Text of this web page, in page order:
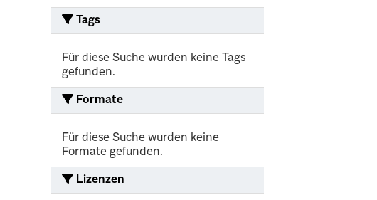
Tags
Für diese Suche wurden keine Tags
gefunden.
Formate
Für diese Suche wurden keine
Formate gefunden.
Lizenzen